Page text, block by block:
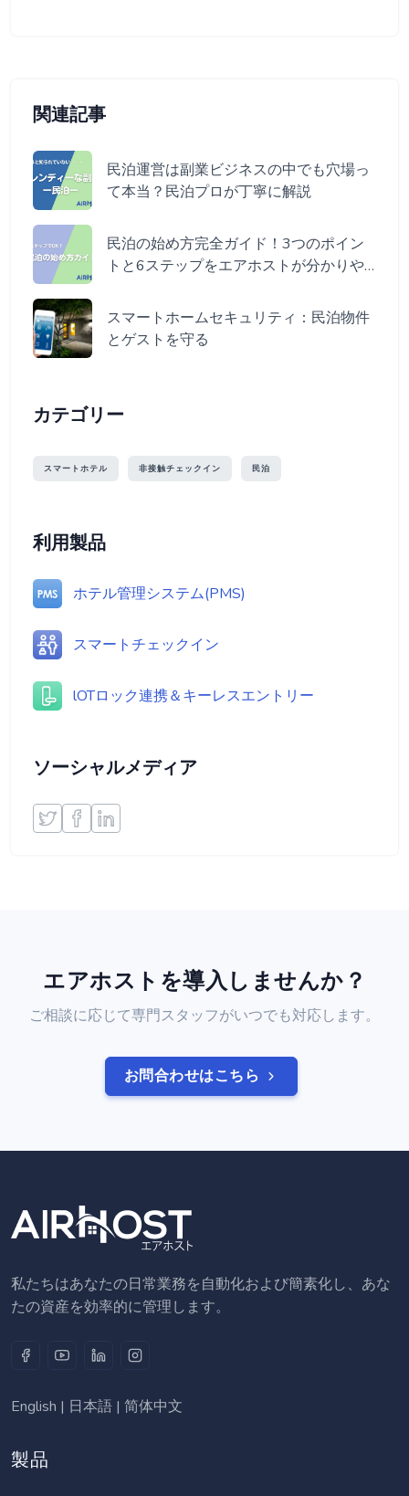
関連記事
民泊運営は副業ビジネスの中でも穴場っ
て本当？民泊プロが丁寧に解説
民泊の始め方完全ガイド！3つのポイン
トと6ステップをエアホストが分かりや
スマートホームセキュリティ：民泊物件
とゲストを守る
カテゴリー
スマートホテル 非接触チェックイン 民泊
利用製品
ホテル管理システム(PMS)
スマートチェックイン
lOTロック連携＆キーレスエントリー
ソーシャルメディア
エアホストを導入しませんか？
ご相談に応じて専門スタッフがいつでも対応します。
お問合わせはこちら
私たちはあなたの日常業務を自動化および簡素化し、あな
たの資産を効率的に管理します。
English | 日本語 | 简体中文
製品